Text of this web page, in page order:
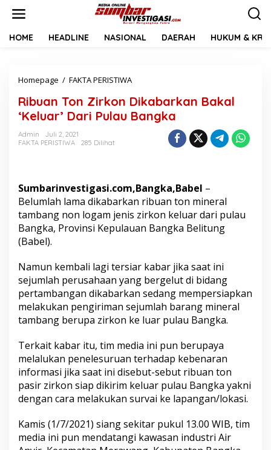
HOME HEADLINE NASIONAL DAERAH HUKUM &
Homepage / FAKTA PERISTIWA
b
u
a
i
r
k
o
n
k
a
b
a
r
k
n
B
a
k
a
l
e
l
Ribuan Ton Zirkon Dikabarkan Bakal
‘Keluar’ Dari Pulau Bangka
Admin
Juli 2, 2021
FAKTA PERISTIWA
285 Dilihat
Sumbarinvestigasi.com,Bangka,Babel –
Belumlah lama dikabarkan ribuan ton mineral
tambang non logam jenis zirkon keluar dari pulau
Bangka, Provinsi Kepulauan Bangka Belitung
(Babel).
Namun kembali lagi tersiar kabar jika saat ini
sejumlah perusahaan yang bergelut di bidang
pertambangan dikabarkan sedang mempersiapkan
melakukan pengiriman sejumlah barang mineral
tambang berupa zirkon ke luar pulau Bangka.
Terkait kabar itu, tim media ini pun berupaya
melalukan penelesuruan terhadap kebenaran
informasi jika saat ini disebut-sebut ribuan ton
pasir zirkon siap dikirim keluar pulau Bangka yakni
dengan cara melakukan survai ke lapangan/lokasi.
Kamis (1/7/2021) siang sekitar pukul 13.00 WIB, tim
media ini pun mendatangi kawasan industri Air